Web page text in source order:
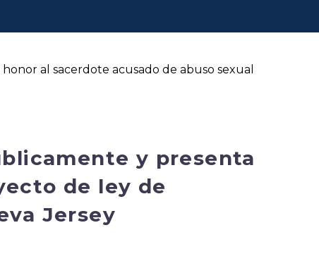
al sacerdote acusado de abuso sexual
y presenta
de ley de
Jersey